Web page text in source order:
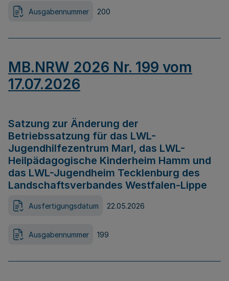
Ausgabennummer 200
MB.NRW 2026 Nr. 199 vom
17.07.2026
Satzung zur Änderung der
Betriebssatzung für das LWL-
Jugendhilfezentrum Marl, das LWL-
Heilpädagogische Kinderheim Hamm und
das LWL-Jugendheim Tecklenburg des
Landschaftsverbandes Westfalen-Lippe
Ausfertigungsdatum 22.05.2026
Ausgabennummer 199